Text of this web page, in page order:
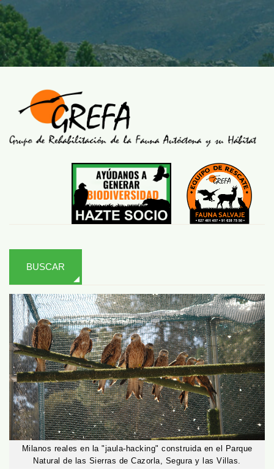
BUSCAR
Milanos reales en la "jaula-hacking" construida en el Parque
Natural de las Sierras de Cazorla, Segura y las Villas.